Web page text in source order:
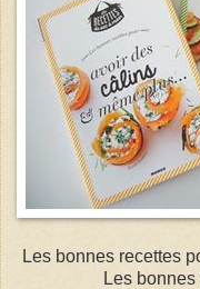
Les bonnes recettes
Les